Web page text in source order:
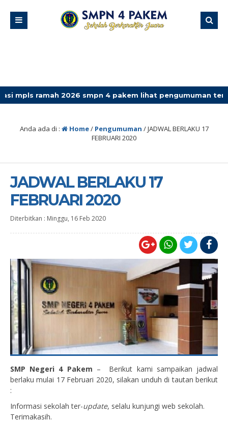
2026 smpn 4 pakem lihat pengumuman terbaru
Anda ada di : Home/ Pengumuman /JADWAL BERLAKU 17
FEBRUARI 2020
JADWAL BERLAKU 17
FEBRUARI 2020
Diterbitkan : Minggu, 16 Feb 2020
SMP Negeri 4 Pakem – Berikut kami sampaikan jadwal
berlaku mulai 17 Februari 2020, silakan unduh di tautan berikut
:
Informasi sekolah ter-update, selalu kunjungi web sekolah.
Terimakasih.